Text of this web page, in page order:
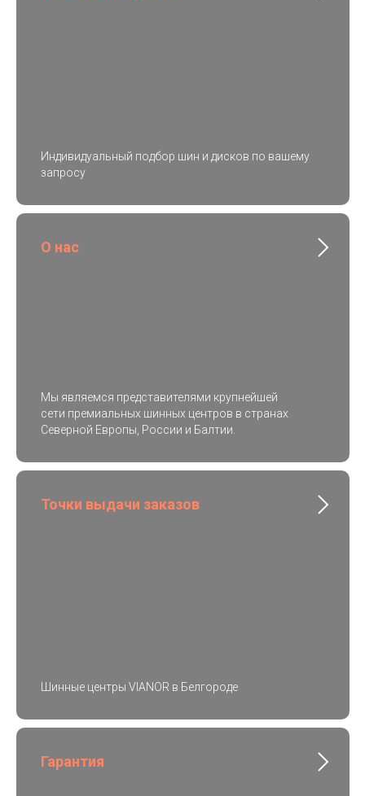
Индивидуальный подбор шин и дисков по вашему
запросу
О нас
Мы являемся представителями крупнейшей
сети премиальных шинных центров в странах
Северной Европы, России и Балтии.
Точки выдачи заказов
Шинные центры VIANOR в Белгороде
Гарантия